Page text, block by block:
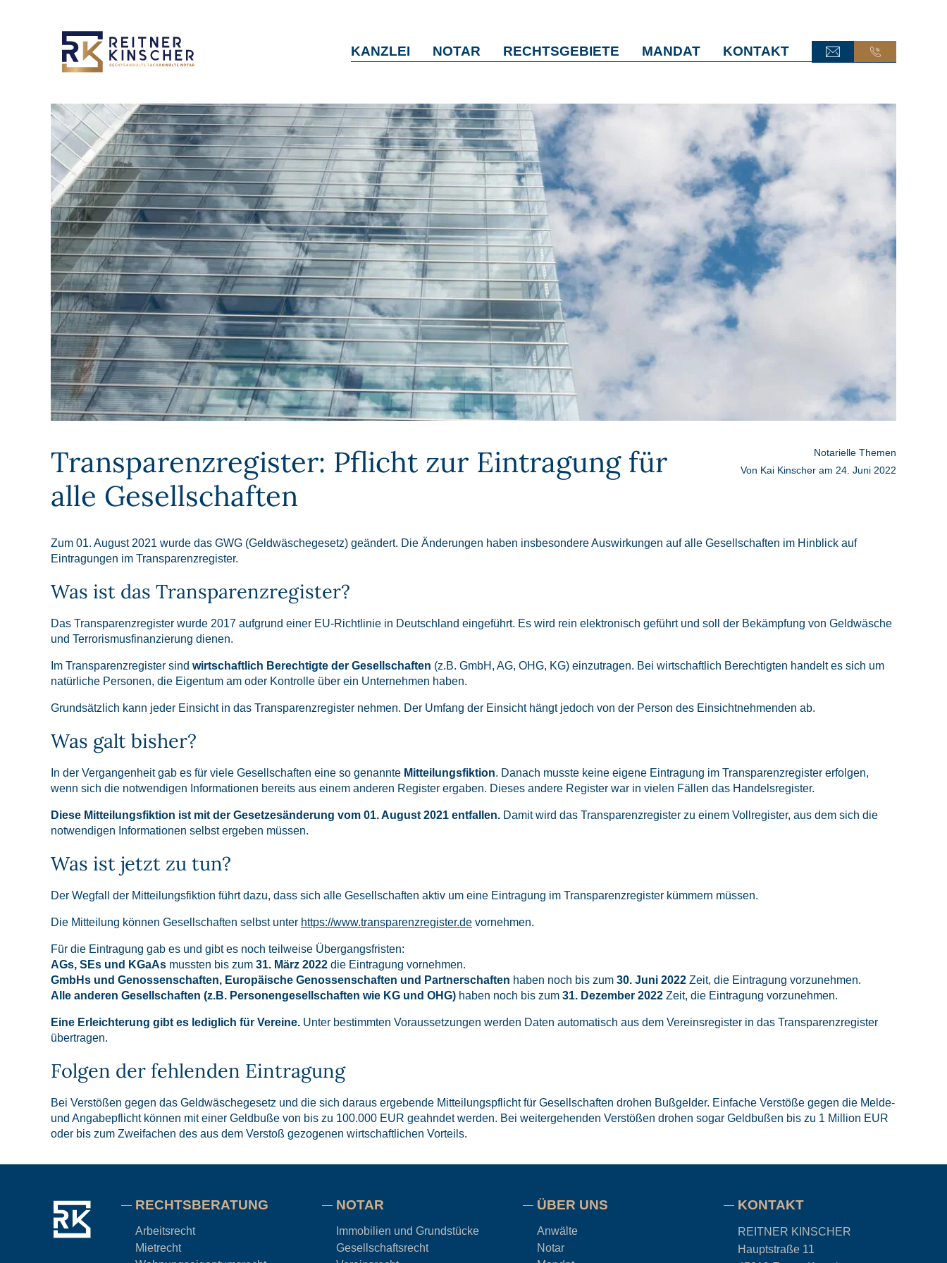
KANZLEI NOTAR RECHTSGEBIETE MANDAT KONTAKT
ONLINE-TERMINANFRAGE
ONLINE-AKTE
ONLINE-TERMINANFRAGE
ONLINE-AKTE
Transparenzregister: Pflicht zur Eintragung für
alle Gesellschaften
Notarielle Themen
Von Kai Kinscher am 24. Juni 2022
Zum 01. August 2021 wurde das GWG (Geldwäschegesetz) geändert. Die Änderungen haben insbesondere Auswirkungen auf alle Gesellschaften im Hinblick auf
Eintragungen im Transparenzregister.
Was ist das Transparenzregister?
Das Transparenzregister wurde 2017 aufgrund einer EU-Richtlinie in Deutschland eingeführt. Es wird rein elektronisch geführt und soll der Bekämpfung von Geldwäsche
und Terrorismusfinanzierung dienen.
Im Transparenzregister sind wirtschaftlich Berechtigte der Gesellschaften (z.B. GmbH, AG, OHG, KG) einzutragen. Bei wirtschaftlich Berechtigten handelt es sich um
natürliche Personen, die Eigentum am oder Kontrolle über ein Unternehmen haben.
Grundsätzlich kann jeder Einsicht in das Transparenzregister nehmen. Der Umfang der Einsicht hängt jedoch von der Person des Einsichtnehmenden ab.
Was galt bisher?
In der Vergangenheit gab es für viele Gesellschaften eine so genannte Mitteilungsfiktion. Danach musste keine eigene Eintragung im Transparenzregister erfolgen,
wenn sich die notwendigen Informationen bereits aus einem anderen Register ergaben. Dieses andere Register war in vielen Fällen das Handelsregister.
Diese Mitteilungsfiktion ist mit der Gesetzesänderung vom 01. August 2021 entfallen. Damit wird das Transparenzregister zu einem Vollregister, aus dem sich die
notwendigen Informationen selbst ergeben müssen.
Was ist jetzt zu tun?
Der Wegfall der Mitteilungsfiktion führt dazu, dass sich alle Gesellschaften aktiv um eine Eintragung im Transparenzregister kümmern müssen.
Die Mitteilung können Gesellschaften selbst unter https://www.transparenzregister.de vornehmen.
Für die Eintragung gab es und gibt es noch teilweise Übergangsfristen:
AGs, SEs und KGaAs mussten bis zum 31. März 2022 die Eintragung vornehmen.
GmbHs und Genossenschaften, Europäische Genossenschaften und Partnerschaften haben noch bis zum 30. Juni 2022 Zeit, die Eintragung vorzunehmen.
Alle anderen Gesellschaften (z.B. Personengesellschaften wie KG und OHG) haben noch bis zum 31. Dezember 2022 Zeit, die Eintragung vorzunehmen.
Eine Erleichterung gibt es lediglich für Vereine. Unter bestimmten Voraussetzungen werden Daten automatisch aus dem Vereinsregister in das Transparenzregister
übertragen.
Folgen der fehlenden Eintragung
Bei Verstößen gegen das Geldwäschegesetz und die sich daraus ergebende Mitteilungspflicht für Gesellschaften drohen Bußgelder. Einfache Verstöße gegen die Melde-
und Angabepflicht können mit einer Geldbuße von bis zu 100.000 EUR geahndet werden. Bei weitergehenden Verstößen drohen sogar Geldbußen bis zu 1 Million EUR
oder bis zum Zweifachen des aus dem Verstoß gezogenen wirtschaftlichen Vorteils.
RECHTSBERATUNG
Arbeitsrecht
Mietrecht
NOTAR
Immobilien und Grundstücke
Gesellschaftsrecht
ÜBER UNS
Anwälte
Notar
KONTAKT
REITNER KINSCHER
Hauptstraße 11